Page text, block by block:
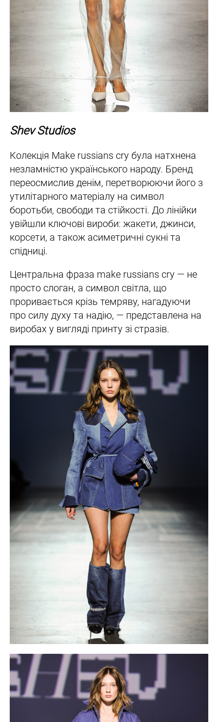
Shev Studios
Колекція Make russians cry була натхнена
незламністю українського народу. Бренд
переосмислив денім, перетворюючи його з
утилітарного матеріалу на символ
боротьби, свободи та стійкості. До лінійки
увійшли ключові вироби: жакети, джинси,
корсети, а також асиметричні сукні та
спідниці.
Центральна фраза make russians cry — не
просто слоган, а символ світла, що
проривається крізь темряву, нагадуючи
про силу духу та надію, — представлена на
виробах у вигляді принту зі стразів.